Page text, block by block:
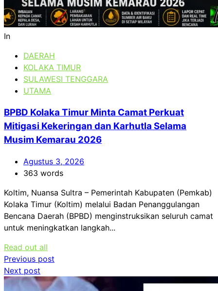
In
DAERAH
KOLAKA TIMUR
SULAWESI TENGGARA
UTAMA
BPBD Kolaka Timur Minta Camat Perkuat
Mitigasi Kekeringan dan Karhutla Selama
Musim Kemarau 2026
Agustus 3, 2026
363 words
Koltim, Nuansa Sultra – Pemerintah Kabupaten (Pemkab)
Kolaka Timur (Koltim) melalui Badan Penanggulangan
Bencana Daerah (BPBD) menginstruksikan seluruh camat
untuk meningkatkan langkah...
Read out all
Navigasi
pos
Previous post
Next post